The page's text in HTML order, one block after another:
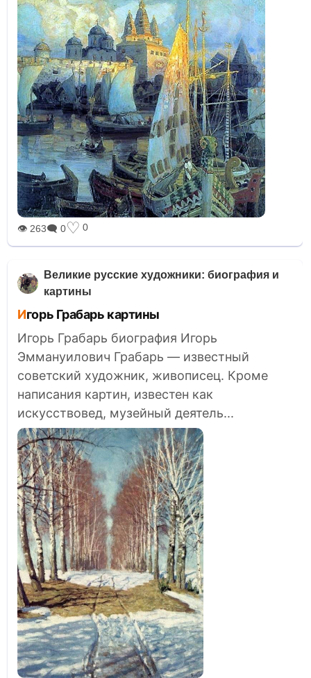
👁 263🗨 0♡ 0
Великие русские художники: биография и
картины
Игорь Грабарь картины
Игорь Грабарь биография Игорь
Эммануилович Грабарь — известный
советский художник, живописец. Кроме
написания картин, известен как
искусствовед, музейный деятель...